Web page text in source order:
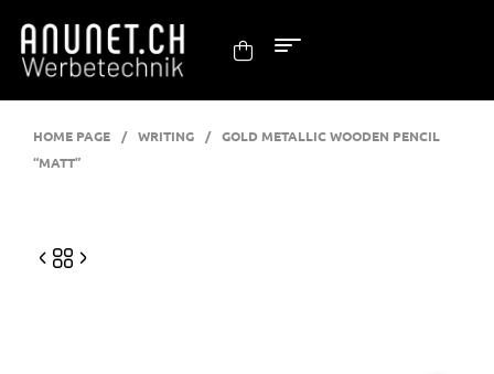
HOME PAGE / WRITING /
GOLD METALLIC WOODEN PENCIL
“MATT”